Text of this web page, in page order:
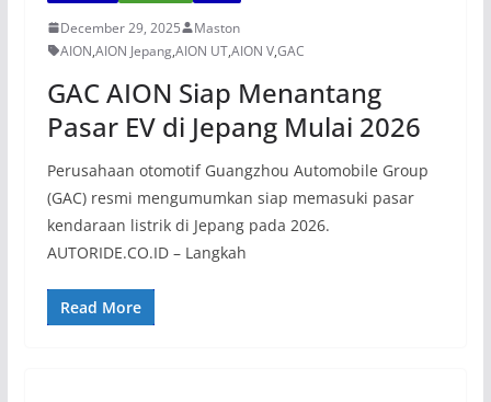
December 29, 2025
Maston
AION,AION Jepang,AION UT,AION V,GAC
GAC AION Siap Menantang
Pasar EV di Jepang Mulai 2026
Perusahaan otomotif Guangzhou Automobile Group
(GAC) resmi mengumumkan siap memasuki pasar
kendaraan listrik di Jepang pada 2026.
AUTORIDE.CO.ID – Langkah
Read More